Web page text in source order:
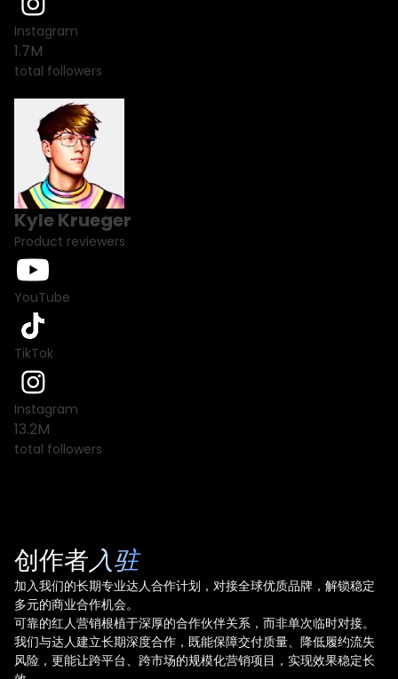
Instagram
1.7M
total followers
Kyle Krueger
Product reviewers
YouTube
TikTok
Instagram
13.2M
total followers
创作者入驻
加入我们的长期专业达人合作计划，对接全球优质品牌，解锁稳定
多元的商业合作机会。
可靠的红人营销根植于深厚的合作伙伴关系，而非单次临时对接。
我们与达人建立长期深度合作，既能保障交付质量、降低履约流失
风险，更能让跨平台、跨市场的规模化营销项目，实现效果稳定长